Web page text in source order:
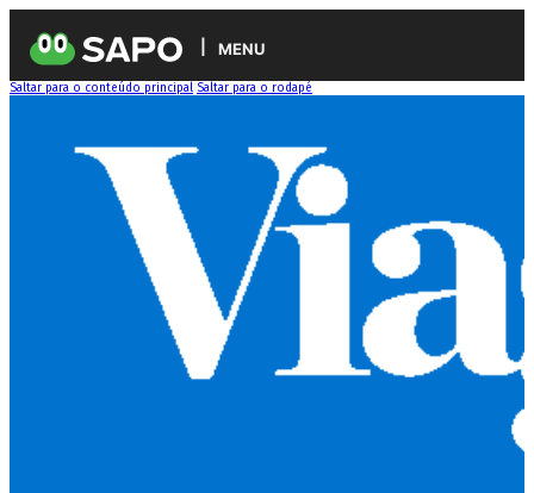
MENU
Saltar para o conteúdo principal Saltar para o rodapé